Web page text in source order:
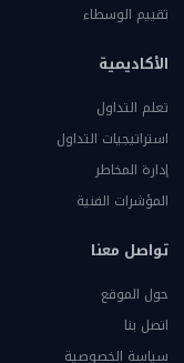
تقييم الوسطاء
الأكاديمية
تعلم التداول
استراتيجيات التداول
إدارة المخاطر
المؤشرات الفنية
تواصل معنا
حول الموقع
اتصل بنا
سياسة الخصوصية